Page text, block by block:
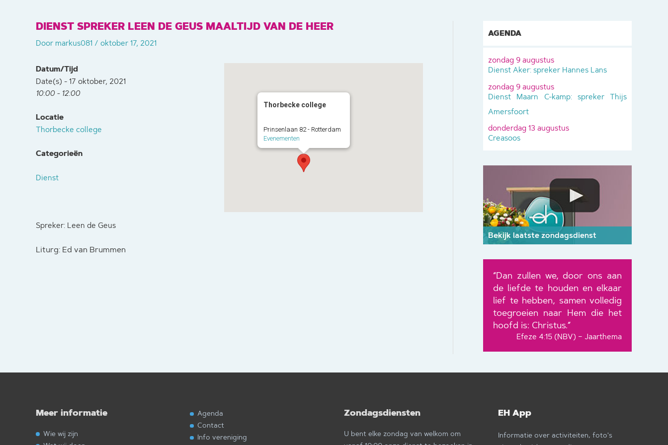
DIENST SPREKER LEEN DE GEUS MAALTIJD VAN DE HEER
Door markus081 / oktober 17, 2021
Thorbecke college
Prinsenlaan 82 - Rotterdam
Evenementen
Datum/Tijd
Date(s) - 17 oktober, 2021
10:00 - 12:00
Locatie
Thorbecke college
Categorieën
Dienst
Spreker: Leen de Geus
Liturg: Ed van Brummen
AGENDA
zondag 9 augustus
Dienst Aker: spreker Hannes Lans
zondag 9 augustus
Dienst Maarn C-kamp: spreker Thijs
Amersfoort
donderdag 13 augustus
Creasoos
Bekijk laatste zondagsdienst
“Dan zullen we, door ons aan
de liefde te houden en elkaar
lief te hebben, samen volledig
toegroeien naar Hem die het
hoofd is: Christus.”
Efeze 4:15 (NBV) – Jaarthema
Meer informatie
Wie wij zijn
Agenda
Contact
Info vereniging
Zondagsdiensten
U bent elke zondag van welkom om
EH App
Informatie over activiteiten, foto's